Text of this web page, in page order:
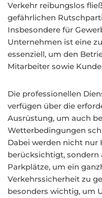
Verkehr reibungslos
gefährlichen
Insbesondere für
Unternehmen ist eine
essenziell, um den
Mitarbeiter sowie
Die professionellen
verfügen über die
Ausrüstung, um auch
Wetterbedingungen
Dabei werden nicht nur
berücksichtigt, sondern
Parkplätze, um ein
Verkehrssicherheit zu
besonders wichtig, um